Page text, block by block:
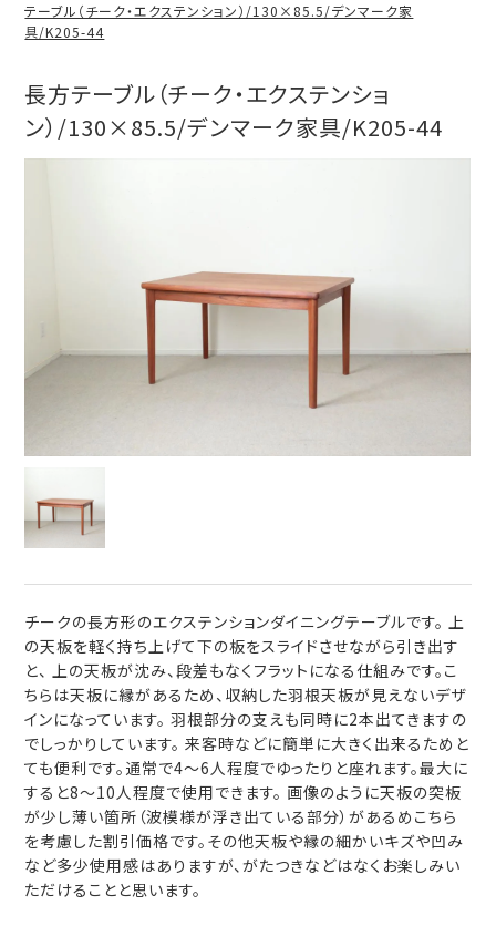
テーブル（チーク・エクステンション）/130×85.5/デンマーク家
具/K205-44
長方テーブル（チーク・エクステンショ
ン）/130×85.5/デンマーク家具/K205-44
チークの長方形のエクステンションダイニングテーブルです。 上
の天板を軽く持ち上げて下の板をスライドさせながら引き出す
と、 上の天板が沈み、段差もなくフラットになる仕組みです。こ
ちらは天板に縁があるため、収納した羽根天板が見えないデザ
インになっています。 羽根部分の支えも同時に2本出てきますの
でしっかりしています。 来客時などに簡単に大きく出来るためと
ても便利です。通常で4～6人程度でゆったりと座れます。最大に
すると8～10人程度で使用できます。 画像のように天板の突板
が少し薄い箇所（波模様が浮き出ている部分）があるめこちら
を考慮した割引価格です。その他天板や縁の細かいキズや凹み
など多少使用感はありますが、がたつきなどはなくお楽しみい
ただけることと思います。